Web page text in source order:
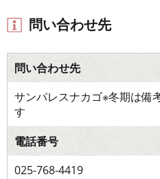
問い合わせ先
問い合わせ先
サンパレスナカゴ※冬期は備
す
電話番号
025-768-4419